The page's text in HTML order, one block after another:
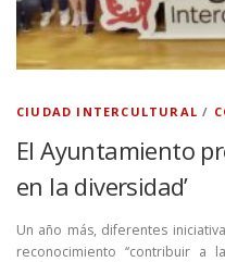
CIUDAD INTERCULTURAL /
El Ayuntamiento
en la diversidad’
Un año más, diferentes
reconocimiento ‘‘contribuir